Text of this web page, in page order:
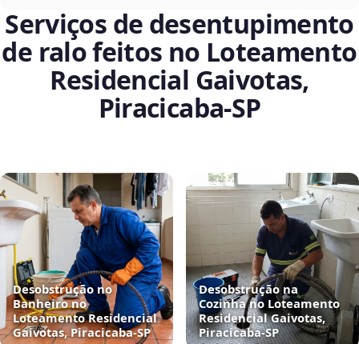
Serviços de desentupimento
de ralo feitos no Loteamento
Residencial Gaivotas,
Piracicaba‑SP
Desobstrução no
Banheiro no
Loteamento Residencial
Gaivotas, Piracicaba‑SP
Desobstrução na
Cozinha no Loteamento
Residencial Gaivotas,
Piracicaba‑SP